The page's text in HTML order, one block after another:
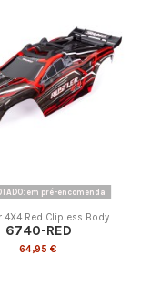
em pré-encomenda
4X4 Red Clipless Body
6740-RED
64,95 €